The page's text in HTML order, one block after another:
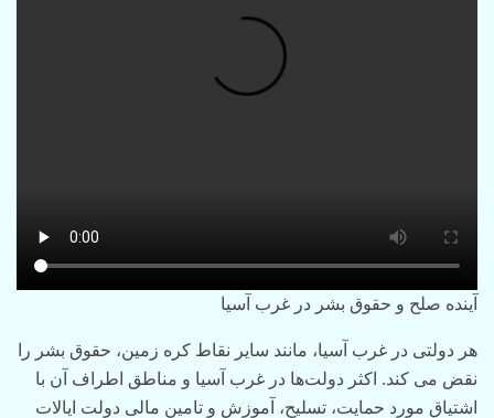
آینده صلح و حقوق بشر در غرب آسیا
هر دولتی در غرب آسیا، مانند سایر نقاط کره زمین، حقوق بشر را
نقض می کند. اکثر دولت‌ها در غرب آسیا و مناطق اطراف آن با
اشتیاق مورد حمایت، تسلیح، آموزش و تامین مالی دولت ایالات